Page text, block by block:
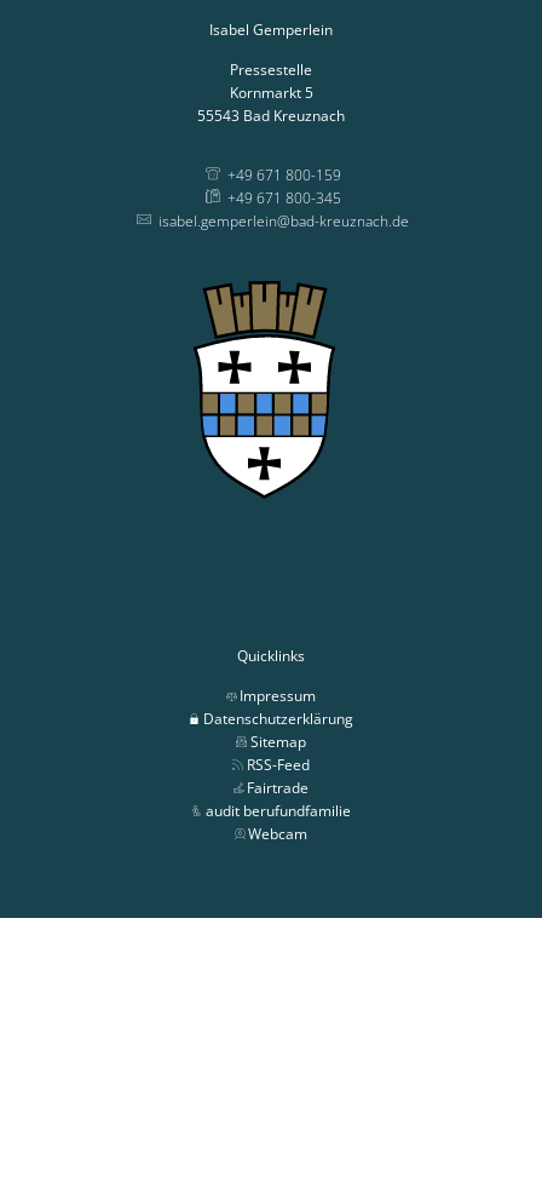
Isabel Gemperlein
Pressestelle
Kornmarkt 5
55543 Bad Kreuznach
+49 671 800-159
+49 671 800-345
isabel.gemperlein@bad-kreuznach.de
Quicklinks
Impressum
Datenschutzerklärung
Sitemap
RSS-Feed
Fairtrade
audit berufundfamilie
Webcam